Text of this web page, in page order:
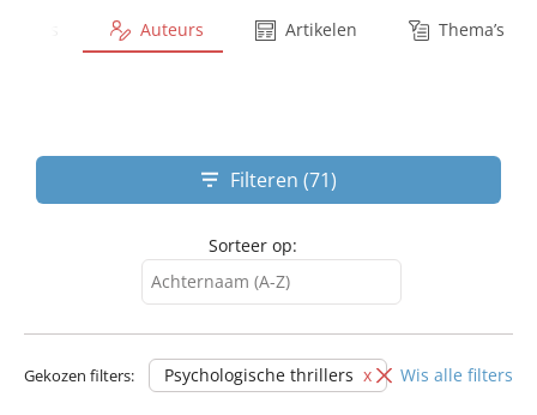
Auteurs Artikelen Thema’s
Filteren (71)
Sorteer op:
Achternaam (A-Z)
Achternaam (Z-A)
Gekozen filters: Psychologische thrillers Wis alle filters